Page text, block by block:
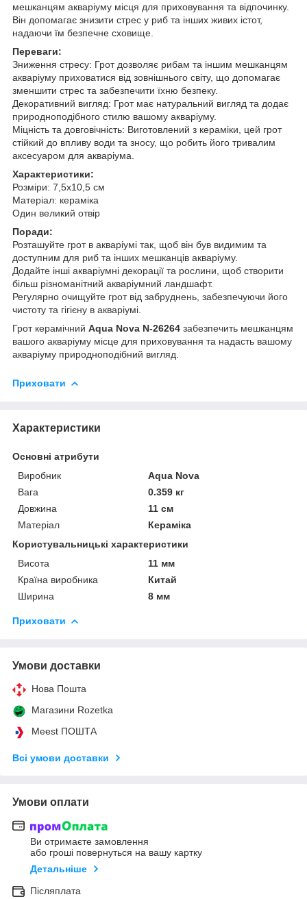
мешканцям акваріуму місця для приховування та відпочинку.
Він допомагає знизити стрес у риб та інших живих істот,
надаючи їм безпечне сховище.
Переваги:
Зниження стресу: Грот дозволяє рибам та іншим мешканцям
акваріуму приховатися від зовнішнього світу, що допомагає
зменшити стрес та забезпечити їхню безпеку.
Декоративний вигляд: Грот має натуральний вигляд та додає
природноподібного стилю вашому акваріуму.
Міцність та довговічність: Виготовлений з кераміки, цей грот
стійкий до впливу води та зносу, що робить його тривалим
аксесуаром для акваріума.
Характеристики:
Розміри: 7,5x10,5 см
Матеріал: кераміка
Один великий отвір
Поради:
Розташуйте грот в акваріумі так, щоб він був видимим та
доступним для риб та інших мешканців акваріуму.
Додайте інші акваріумні декорації та рослини, щоб створити
більш різноманітний акваріумний ландшафт.
Регулярно очищуйте грот від забруднень, забезпечуючи його
чистоту та гігієну в акваріумі.
Грот керамічний Aqua Nova N-26264 забезпечить мешканцям
вашого акваріуму місце для приховування та надасть вашому
акваріуму природноподібний вигляд.
Приховати
Характеристики
Основні атрибути
Виробник
Aqua Nova
Вага
0.359 кг
Довжина
11 см
Матеріал
Кераміка
Користувальницькі характеристики
Висота
11 мм
Країна виробника
Китай
Ширина
8 мм
Приховати
Умови доставки
Нова Пошта
Магазини Rozetka
Meest ПОШТА
Всі умови доставки
Умови оплати
Ви отримаєте замовлення
або гроші повернуться на вашу картку
Детальніше
Післяплата